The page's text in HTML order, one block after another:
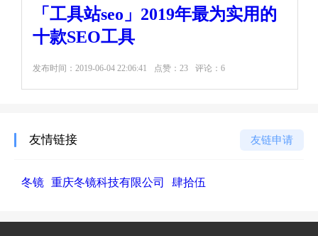
「工具站seo」2019年最为实用的
十款SEO工具
发布时间： 2019-06-04 22:06:41 点赞：23 评论：6
友情链接 友链申请
冬镜 重庆冬镜科技有限公司 肆拾伍